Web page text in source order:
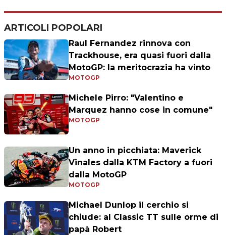
ARTICOLI POPOLARI
Raul Fernandez rinnova con
Trackhouse, era quasi fuori dalla
MotoGP: la meritocrazia ha vinto
MOTOGP
Michele Pirro: "Valentino e
Marquez hanno cose in comune"
MOTOGP
Un anno in picchiata: Maverick
Vinales dalla KTM Factory a fuori
dalla MotoGP
MOTOGP
Michael Dunlop il cerchio si
chiude: al Classic TT sulle orme di
papà Robert